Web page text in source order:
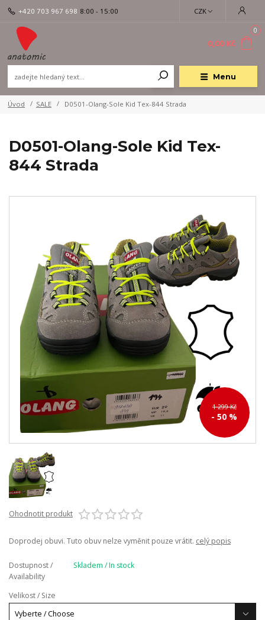
Menu
CZK
+420 703 967 698 8:00 - 15:00
0
0,00 Kč
Úvod SALE D0501-Olang-Sole Kid Tex-844 Strada
D0501-Olang-Sole Kid Tex-
844 Strada
1 299 Kč
- 50 %
Ohodnotit produkt
Doprodej obuvi. Tuto obuv nelze vyměnit pouze vrátit. celý popis
Dostupnost /
Availability
Skladem / In stock
Velikost / Size